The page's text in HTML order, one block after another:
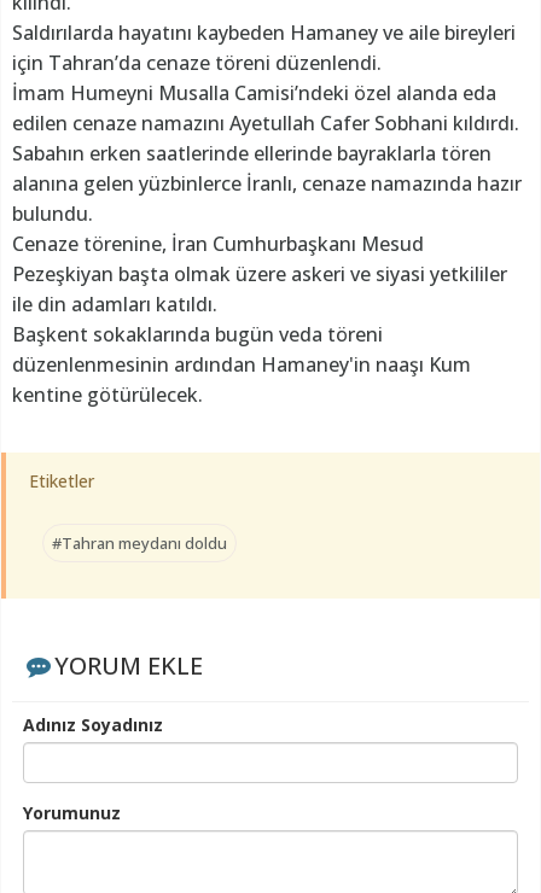
Saldırılarda hayatını kaybeden Hamaney ve aile bireyleri
için Tahran’da cenaze töreni düzenlendi.
İmam Humeyni Musalla Camisi’ndeki özel alanda eda
edilen cenaze namazını Ayetullah Cafer Sobhani kıldırdı.
Sabahın erken saatlerinde ellerinde bayraklarla tören
alanına gelen yüzbinlerce İranlı, cenaze namazında hazır
bulundu.
Cenaze törenine, İran Cumhurbaşkanı Mesud
Pezeşkiyan başta olmak üzere askeri ve siyasi yetkililer
ile din adamları katıldı.
Başkent sokaklarında bugün veda töreni
düzenlenmesinin ardından Hamaney'in naaşı Kum
kentine götürülecek.
Etiketler
#Tahran meydanı doldu
YORUM EKLE
Adınız Soyadınız
Yorumunuz